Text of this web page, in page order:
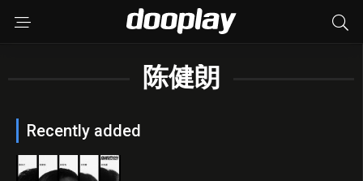
陈健朗
Recently added